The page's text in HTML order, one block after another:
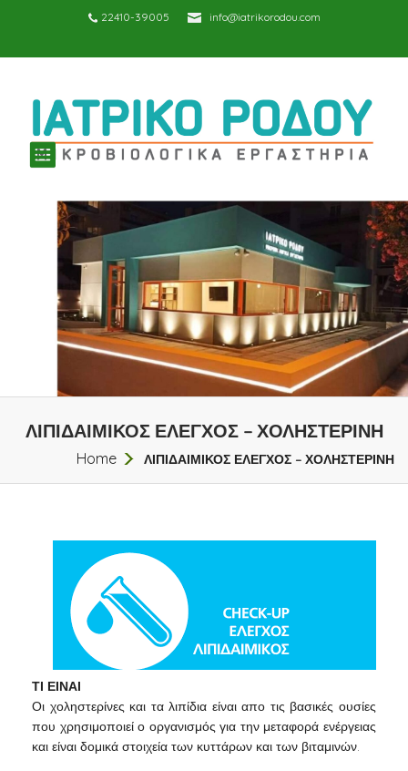
22410-39005 info@iatrikorodou.com
TOGGLE
NAVIGATION
ΛΙΠΙΔΑΙΜΙΚΟΣ ΕΛΕΓΧΟΣ – ΧΟΛΗΣΤΕΡΙΝΗ
Home ΛΙΠΙΔΑΙΜΙΚΟΣ ΕΛΕΓΧΟΣ – ΧΟΛΗΣΤΕΡΙΝΗ
ΤΙ ΕΙΝΑΙ
Οι χοληστερίνες και τα λιπίδια είναι απο τις βασικές ουσίες
που χρησιμοποιεί ο οργανισμός για την μεταφορά ενέργειας
και είναι δομικά στοιχεία των κυττάρων και των βιταμινών.